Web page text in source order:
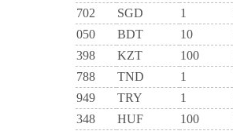
702
SGD 1
050
BDT 10
398
KZT 100
788
TND 1
949
TRY 1
348
HUF 100